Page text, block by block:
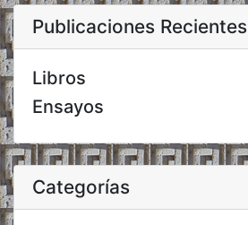
Publicaciones Recientes
Libros
Ensayos
Categorías